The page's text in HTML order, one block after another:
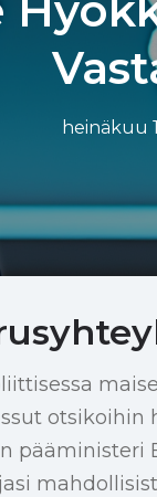
heinäkuu
pääministeri